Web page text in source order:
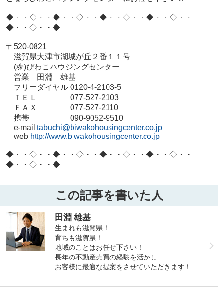
◆・・◇・・◆・・◇・・◆・・◇・・◆・・◇・・
◆・・◇・・◆
〒 520-0821
滋賀県大津市湖城が丘２番１１号
(株)びわこハウジングセンター
営業 田淵 雄基
フリーダイヤル0120-4-2103-5
ＴＥＬ 077-527-2103
ＦＡＸ 077-527-2110
携帯
090-9052-9510
e-mail tabuchi@biwakohousingcenter.co.jp
web http://www.biwakohousingcenter.co.jp
◆・・◇・・◆・・◇・・◆・・◇・・◆・・◇・・
◆・・◇・・◆
この記事を書いた人
田淵 雄基
生まれも滋賀県！
育ちも滋賀県！
地域のことはお任せ下さい！
長年の不動産売買の経験を活かし
お客様に最適な提案をさせていただきます！